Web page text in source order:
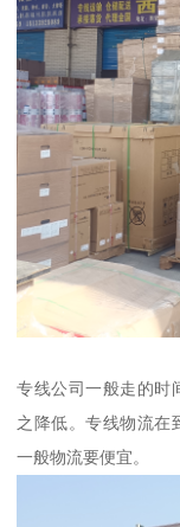
专线公司一般走的时
之降低。专线物流在
一般物流要便宜。